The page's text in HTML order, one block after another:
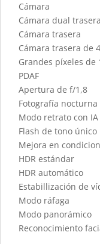
Cámara
Cámara dual
Cámara trasera
Cámara trasera de
Grandes píxeles de
PDAF
Apertura de f/1,8
Fotografía
Modo retrato con
Flash de tono único
Mejora en
HDR estándar
HDR automático
Estabillización de
Modo ráfaga
Modo panorámico
Reconocimiento